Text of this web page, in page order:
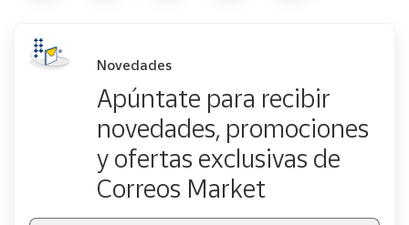
Novedades
Apúntate para recibir
novedades, promociones
y ofertas exclusivas de
Correos Market